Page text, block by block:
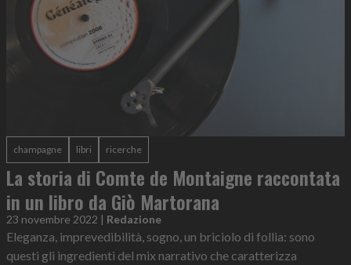
champagne libri ricerche
La storia di Comte de Montaigne raccontata
in un libro da Giò Martorana
23 novembre 2022 | Redazione
Eleganza, imprevedibilità, sogno, un briciolo di follia: sono
questi gli ingredienti del mix narrativo che caratterizza